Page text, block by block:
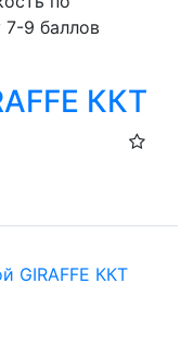
7-9 баллов
ККТ
GIRAFFE ККТ